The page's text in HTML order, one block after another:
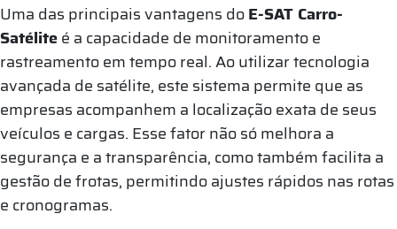
Uma das principais vantagens doE-SAT Carro-
Satéliteé a capacidade de monitoramento e
rastreamento em tempo real. Ao utilizar tecnologia
avançada de satélite, este sistema permite que as
empresas acompanhem a localização exata de seus
veículos e cargas. Esse fator não só melhora a
segurança e a transparência, como também facilita a
gestão de frotas, permitindo ajustes rápidos nas rotas
e cronogramas.